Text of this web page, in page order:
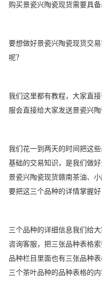
购买景瓷兴陶瓷现货需要具备
要想做好景瓷兴陶瓷现货交
呢？
我们这里都有教程，大家直
服会直接给大家发送景瓷兴
我们花一到两天的时间把这
基础的交易知识，是我们做
景瓷兴陶瓷现货赣南茶油、
要把这三个品种的详情掌握好
三个品种的详细信息我们给
咨询客服，把三张品种表格
品种栏目里面也有三张品种
三个茶叶品种的品种表格的